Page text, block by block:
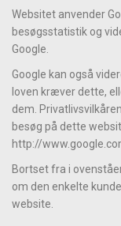
Websitet anvender
besøgsstatistik og
Google.
Google kan også
loven kræver dette,
dem.
besøg på dette
http://
Bortset fra i
om den enkelte
website.